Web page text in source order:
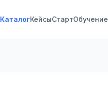
КаталогКейсыСтартОбучение